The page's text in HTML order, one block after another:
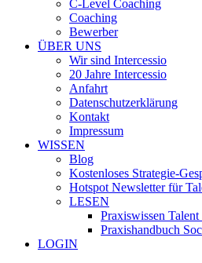
C-Level Coaching
Coaching
Bewerber
ÜBER UNS
Wir sind Intercessio
20 Jahre Intercessio
Anfahrt
Datenschutzerklärung
Kontakt
Impressum
WISSEN
Blog
Kostenloses Strategie-
Hotspot Newsletter für
LESEN
Praxiswissen
Praxishandbuch
LOGIN